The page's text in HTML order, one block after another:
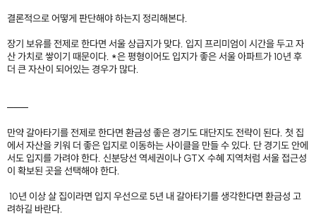
결론적으로 어떻게 판단해야 하는지 정리해본다.
장기 보유를 전제로 한다면 서울 상급지가 맞다. 입지 프리미엄이 시간을 두고 자
산 가치로 쌓이기 때문이다. *은 평형이어도 입지가 좋은 서울 아파트가 10년 후
더 큰 자산이 되어있는 경우가 많다.
───
만약 갈아타기를 전제로 한다면 환금성 좋은 경기도 대단지도 전략이 된다. 첫 집
에서 자산을 키워 더 좋은 입지로 이동하는 사이클을 만들 수 있다. 단 경기도 안에
서도 입지를 가려야 한다. 신분당선 역세권이나 GTX 수혜 지역처럼 서울 접근성
이 확보된 곳을 선택해야 한다.
10년 이상 살 집이라면 입지 우선으로 5년 내 갈아타기를 생각한다면 환금성 고
려하길 바란다.